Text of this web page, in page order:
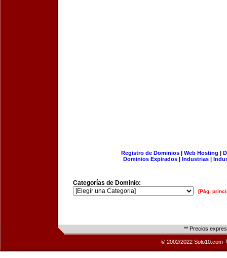
Registro de Dominios| Web Hosting |
Dominios Expirados | Industrias |
Categorías de Dominio:
[Pág.
** Precios
© 2002/2022 Solo10.com